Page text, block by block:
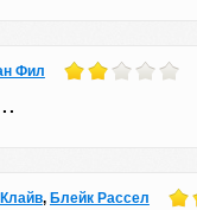
Фил
, Блейк Рассел